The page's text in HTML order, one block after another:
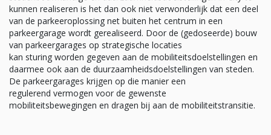
kunnen realiseren is het dan ook niet verwonderlijk dat een deel
van de parkeeroplossing net buiten het centrum in een
parkeergarage wordt gerealiseerd. Door de (gedoseerde) bouw
van parkeergarages op strategische locaties
kan sturing worden gegeven aan de mobiliteitsdoelstellingen en
daarmee ook aan de duurzaamheidsdoelstellingen van steden.
De parkeergarages krijgen op die manier een
regulerend vermogen voor de gewenste
mobiliteitsbewegingen en dragen bij aan de mobiliteitstransitie.